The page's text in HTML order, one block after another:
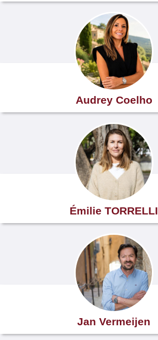
Audrey Coelho
Émilie TORRELLI
Jan Vermeijen